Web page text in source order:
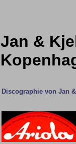
Jan &
Discographie von Jan